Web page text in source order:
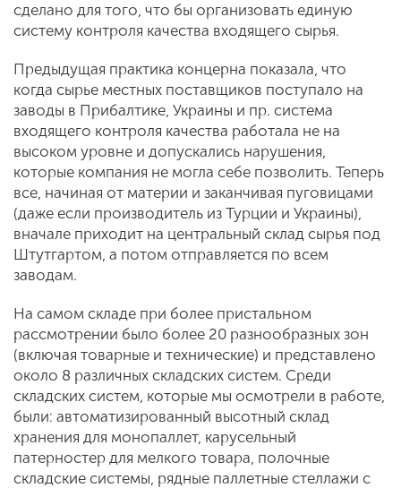
сделано для того, что бы организовать единую
систему контроля качества входящего сырья.
Предыдущая практика концерна показала, что
когда сырье местных поставщиков поступало на
заводы в Прибалтике, Украины и пр. система
входящего контроля качества работала не на
высоком уровне и допускались нарушения,
которые компания не могла себе позволить. Теперь
все, начиная от материи и заканчивая пуговицами
(даже если производитель из Турции и Украины),
вначале приходит на центральный склад сырья под
Штутгартом, а потом отправляется по всем
заводам.
На самом складе при более пристальном
рассмотрении было более 20 разнообразных зон
(включая товарные и технические) и представлено
около 8 различных складских систем. Среди
складских систем, которые мы осмотрели в работе,
были: автоматизированный высотный склад
хранения для монопаллет, карусельный
патерностер для мелкого товара, полочные
складские системы, рядные паллетные стеллажи с